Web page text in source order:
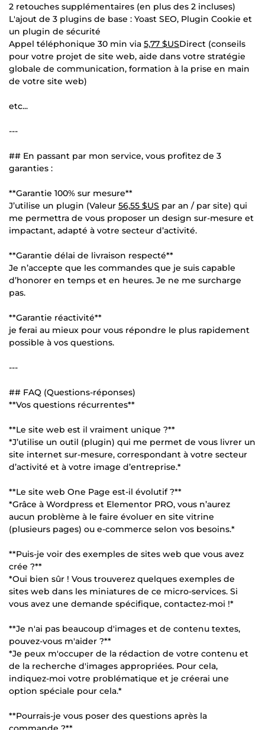
2 retouches supplémentaires (en plus des 2 incluses)
L'ajout de 3 plugins de base : Yoast SEO, Plugin Cookie et
un plugin de sécurité
Appel téléphonique 30 min via 5,77 $USDirect (conseils
pour votre projet de site web, aide dans votre stratégie
globale de communication, formation à la prise en main
de votre site web)
etc...
---
## En passant par mon service, vous profitez de 3
garanties :
**Garantie 100% sur mesure**
J’utilise un plugin (Valeur 56,55 $US par an / par site) qui
me permettra de vous proposer un design sur-mesure et
impactant, adapté à votre secteur d’activité.
**Garantie délai de livraison respecté**
Je n’accepte que les commandes que je suis capable
d’honorer en temps et en heures. Je ne me surcharge
pas.
**Garantie réactivité**
je ferai au mieux pour vous répondre le plus rapidement
possible à vos questions.
---
## FAQ (Questions-réponses)
**Vos questions récurrentes**
**Le site web est il vraiment unique ?**
*J’utilise un outil (plugin) qui me permet de vous livrer un
site internet sur-mesure, correspondant à votre secteur
d’activité et à votre image d’entreprise.*
**Le site web One Page est-il évolutif ?**
*Grâce à Wordpress et Elementor PRO, vous n’aurez
aucun problème à le faire évoluer en site vitrine
(plusieurs pages) ou e-commerce selon vos besoins.*
**Puis-je voir des exemples de sites web que vous avez
crée ?**
*Oui bien sûr ! Vous trouverez quelques exemples de
sites web dans les miniatures de ce micro-services. Si
vous avez une demande spécifique, contactez-moi !*
**Je n'ai pas beaucoup d'images et de contenu textes,
pouvez-vous m'aider ?**
*Je peux m'occuper de la rédaction de votre contenu et
de la recherche d'images appropriées. Pour cela,
indiquez-moi votre problématique et je créerai une
option spéciale pour cela.*
**Pourrais-je vous poser des questions après la